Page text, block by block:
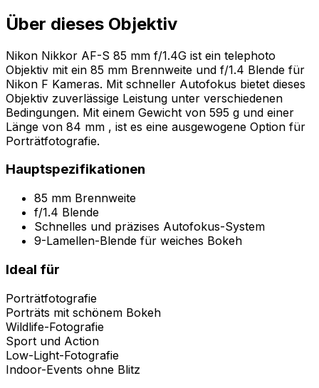
Über dieses Objektiv
Nikon Nikkor AF-S 85 mm f/1.4G ist ein telephoto
Objektiv mit ein 85 mm Brennweite und f/1.4 Blende für
Nikon F Kameras. Mit schneller Autofokus bietet dieses
Objektiv zuverlässige Leistung unter verschiedenen
Bedingungen. Mit einem Gewicht von 595 g und einer
Länge von 84 mm , ist es eine ausgewogene Option für
Porträtfotografie.
Hauptspezifikationen
85 mm Brennweite
f/1.4 Blende
Schnelles und präzises Autofokus-System
9-Lamellen-Blende für weiches Bokeh
Ideal für
Porträtfotografie
Porträts mit schönem Bokeh
Wildlife-Fotografie
Sport und Action
Low-Light-Fotografie
Indoor-Events ohne Blitz